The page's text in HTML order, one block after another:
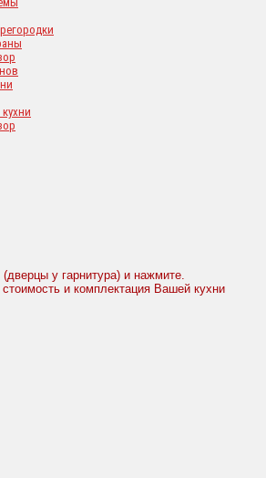
у гарнитура) и нажмите.
стоимость и комплектация Вашей кухни